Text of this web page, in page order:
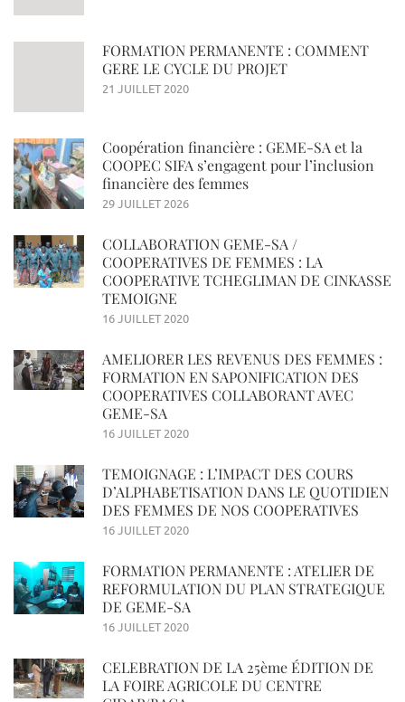
FORMATION PERMANENTE : COMMENT
GERE LE CYCLE DU PROJET
21 JUILLET 2020
Coopération financière : GEME-SA et la
COOPEC SIFA s’engagent pour l’inclusion
financière des femmes
29 JUILLET 2026
COLLABORATION GEME-SA /
COOPERATIVES DE FEMMES : LA
COOPERATIVE TCHEGLIMAN DE CINKASSE
TEMOIGNE
16 JUILLET 2020
AMELIORER LES REVENUS DES FEMMES :
FORMATION EN SAPONIFICATION DES
COOPERATIVES COLLABORANT AVEC
GEME-SA
16 JUILLET 2020
TEMOIGNAGE : L’IMPACT DES COURS
D’ALPHABETISATION DANS LE QUOTIDIEN
DES FEMMES DE NOS COOPERATIVES
16 JUILLET 2020
FORMATION PERMANENTE : ATELIER DE
REFORMULATION DU PLAN STRATEGIQUE
DE GEME-SA
16 JUILLET 2020
CELEBRATION DE LA 25ème ÉDITION DE
LA FOIRE AGRICOLE DU CENTRE